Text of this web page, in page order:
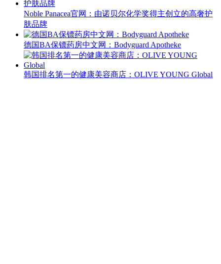
Noble Panacea官网：由诺贝尔化学奖得主创立的高奢护
肤品牌‌
德国BA保镖药房中文网：Bodyguard Apotheke
韩国排名第一的健康美容商店：OLIVE YOUNG Global